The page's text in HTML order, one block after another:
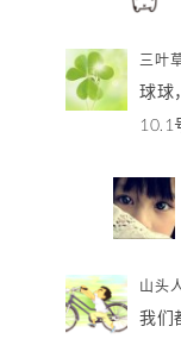
三叶
球球
10.1
山头
我们